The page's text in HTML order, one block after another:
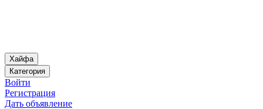
Хайфа
Категория
Войти
Регистрация
Дать объявление